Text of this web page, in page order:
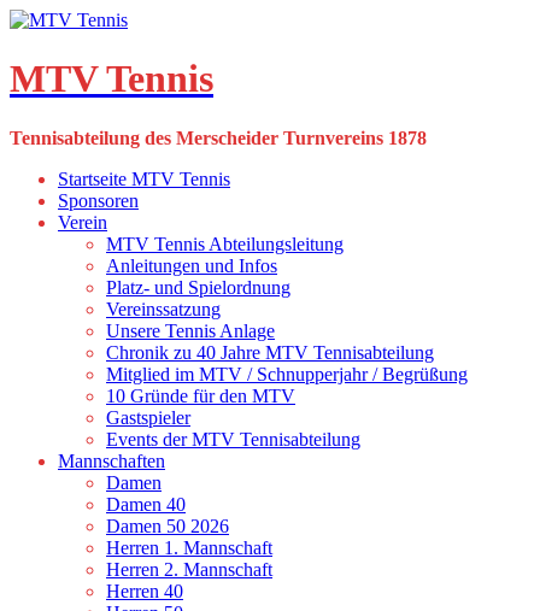
Skip
content
MTV Tennis
Tennisabteilung des Merscheider Turnvereins 1878
Startseite MTV Tennis
Sponsoren
Verein
MTV Tennis Abteilungsleitung
Anleitungen und Infos
Platz- und Spielordnung
Vereinssatzung
Unsere Tennis Anlage
Chronik zu 40 Jahre MTV Tennisabteilung
Mitglied im MTV / Schnupperjahr / Begrüßung
10 Gründe für den MTV
Gastspieler
Events der MTV Tennisabteilung
Mannschaften
Damen
Damen 40
Damen 50 2026
Herren 1. Mannschaft
Herren 2. Mannschaft
Herren 40